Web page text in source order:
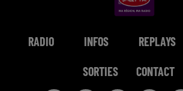
RADIO INFOS REPLAYS
SORTIES CONTACT